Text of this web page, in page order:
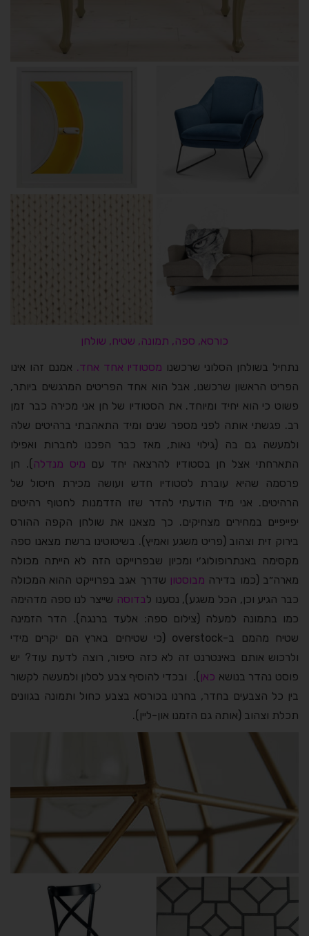
כורסא, ספה, תמונה, שטיח, שולחן
נתחיל בשולחן הסלוני שרכשנו מסטודיו אחד אחד. אמנם זהו אינו
הפריט הראשון שרכשנו, אבל הוא אחד הפריטים המרגשים ביותר,
פשוט כי הוא יחיד ומיוחד. את הסטודיו של חן אני מכירה כבר זמן
רב. פגשתי אותה לפני מספר שנים ומיד התאהבתי ברהיטים שלה
ולמעשה גם בה (גילוי נאות, מאז כבר הפכנו לחברות ואפילו
התארחתי אצל חן בסטודיו להרצאה יחד עם מיס מנדלה ). חן
פרסמה שהיא עוברת לסטודיו חדש ועושה מכירת חיסול של
הרהיטים. אני מיד הודעתי להדר שזו הזדמנות לחטוף רהיטים
יפייפיים במחירים מצחיקים. כך מצאנו את שולחן הקפה ההורס
בירוק זית וצהוב (פריט משגע ואמיץ). בשיטוטינו ברשת מצאנו ספה
מקסימה באנתרופולוג׳י ומכיון שבפרוייקט הזה לא הייתה מכולה
מארה״ב (כמו בדירה מבוסטון שדרך אגב בפרוייקט ההוא המכולה
כבר הגיע וכן, הכל משגע), נסענו לבדוסה שייצר לנו ספה מדהימה
כמו בתמונה למעלה (צילום ספה: אלעד ברנגה). הדר הזמינה
שטיח מהמם ב-overstock (כי שטיחים בארץ הם יקרים מידי
ולרכוש אותם באינטרנט זה לא כזה סיפור, רוצה לדעת עוד? יש
פוסט נהדר בנושא כאן ). ובכדי להוסיף צבע לסלון ולמעשה לקשור
בין כל הצבעים בחדר, בחרנו בכורסא בצבע כחול ותמונה בגוונים
תכלת וצהוב (אותה גם הזמנו און-ליין).